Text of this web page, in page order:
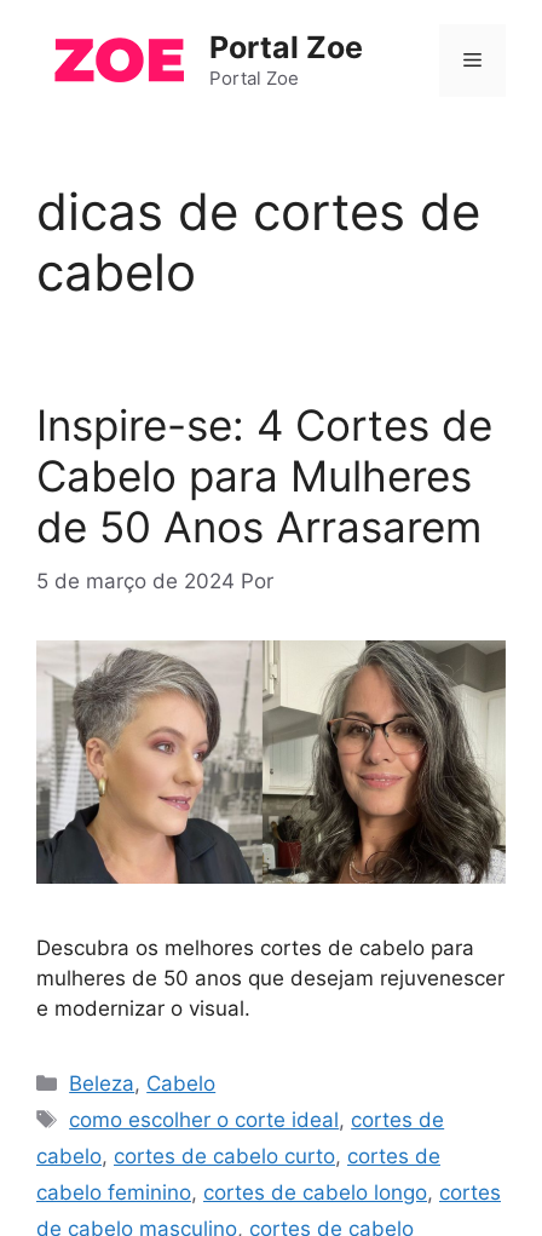
Portal Zoe
Portal Zoe
Menu
dicas de cortes de
cabelo
Inspire-se: 4 Cortes de
Cabelo para Mulheres
de 50 Anos Arrasarem
5 de março de 2024 Por
Descubra os melhores cortes de cabelo para
mulheres de 50 anos que desejam rejuvenescer
e modernizar o visual.
Categorias
Beleza, Cabelo
Tags
como escolher o corte ideal, cortes de
cabelo, cortes de cabelo curto, cortes de
cabelo feminino, cortes de cabelo longo, cortes
de cabelo masculino, cortes de cabelo